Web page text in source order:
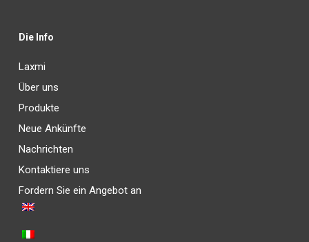
Die Info
Laxmi
Über uns
Produkte
Neue Ankünfte
Nachrichten
Kontaktiere uns
Fordern Sie ein Angebot an